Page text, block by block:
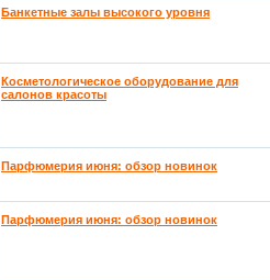
Банкетные залы высокого уровня
Косметологическое оборудование для
салонов красоты
Парфюмерия июня: обзор новинок
Парфюмерия июня: обзор новинок